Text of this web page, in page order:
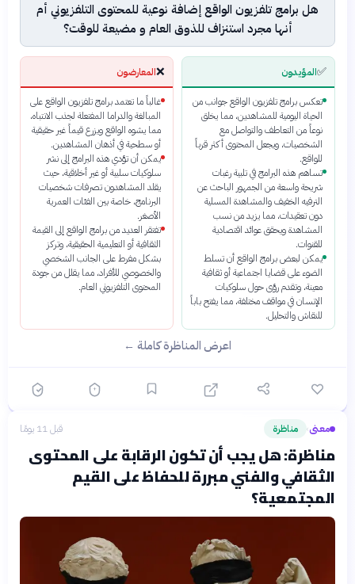
هل برامج تلفزيون الواقع إضافة نوعية للمحتوى التلفزيوني أم
أنها مجرد استنزاف للذوق العام و مضيعة للوقت؟
✅المؤيدون
تعكس برامج تلفزيون الواقع جوانب من
الحياة اليومية للمشاهدين، مما يخلق
نوعاً من التعاطف والتواصل مع
الشخصيات، ويجعل المحتوى أكثر قرباً
للواقع.
تساهم هذه البرامج في تلبية رغبات
شريحة واسعة من الجمهور الباحث عن
الترفيه الخفيف والمشاهدة المسلية
دون تعقيدات، مما يزيد من نسب
المشاهدة ويحقق عوائد اقتصادية
للقنوات.
يمكن لبعض برامج الواقع أن تسلط
الضوء على قضايا اجتماعية أو ثقافية
معينة، وتقدم رؤى حول سلوكيات
الإنسان في مواقف مختلفة، مما يفتح باباً
للنقاش والتحليل.
❌المعارضون
غالباً ما تعتمد برامج تلفزيون الواقع على
المبالغة والدراما المفتعلة لجذب الانتباه،
مما يشوه الواقع ويزرع قيماً غير حقيقية
أو سطحية في أذهان المشاهدين.
يمكن أن تؤدي هذه البرامج إلى نشر
سلوكيات سلبية أو غير أخلاقية، حيث
يقلد المشاهدون تصرفات شخصيات
البرنامج، خاصة بين الفئات العمرية
الأصغر.
تفتقر العديد من برامج الواقع إلى القيمة
الثقافية أو التعليمية الحقيقية، وتركز
بشكل مفرط على الجانب الشخصي
والخصوصي للأفراد، مما يقلل من جودة
المحتوى التلفزيوني العام.
اعرض المناظرة كاملة ←
معنى› مناظرة قبل 11 يومًا
مناظرة: هل يجب أن تكون الرقابة على المحتوى
الثقافي والفني مبررة للحفاظ على القيم
المجتمعية؟